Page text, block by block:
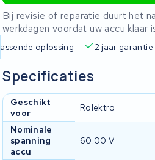
Bij revisie of reparatie duurt het
werkdagen voordat uw accu klaar
oplossing 2 jaar garantie
Specificaties
Geschikt
voor
Rolektro
Nominale
spanning
accu
60.00 V